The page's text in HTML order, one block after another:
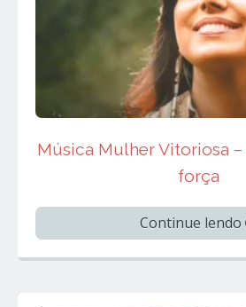
Música Mulher Vitoriosa
força
Continue lendo